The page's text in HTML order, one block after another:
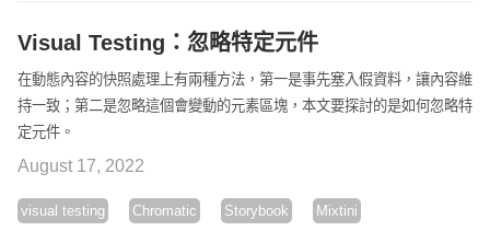
Visual Testing：忽略特定元件
在動態內容的快照處理上有兩種方法，第一是事先塞入假資料，讓內容維
持一致；第二是忽略這個會變動的元素區塊，本文要探討的是如何忽略特
定元件。
August 17, 2022
visual testing Chromatic Storybook Mixtini